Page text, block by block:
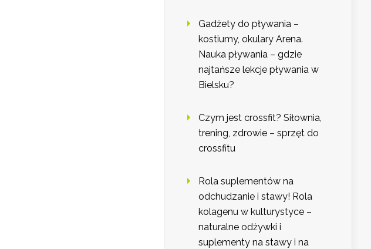
Gadżety do pływania –
kostiumy, okulary Arena.
Nauka pływania – gdzie
najtańsze lekcje pływania w
Bielsku?
Czym jest crossfit? Siłownia,
trening, zdrowie – sprzęt do
crossfitu
Rola suplementów na
odchudzanie i stawy! Rola
kolagenu w kulturystyce –
naturalne odżywki i
suplementy na stawy i na